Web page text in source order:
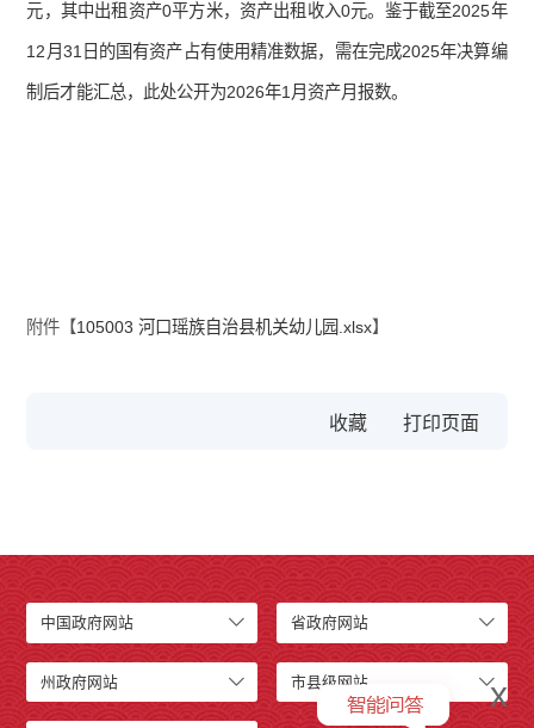
元，其中出租资产0平方米，资产出租收入0元。鉴于截至2025年
12月31日的国有资产占有使用精准数据，需在完成2025年决算编
制后才能汇总，此处公开为2026年1月资产月报数。
附件【105003 河口瑶族自治县机关幼儿园.xlsx】
收藏
中国政府网站 省政府网站
州政府网站 市县级网站 x